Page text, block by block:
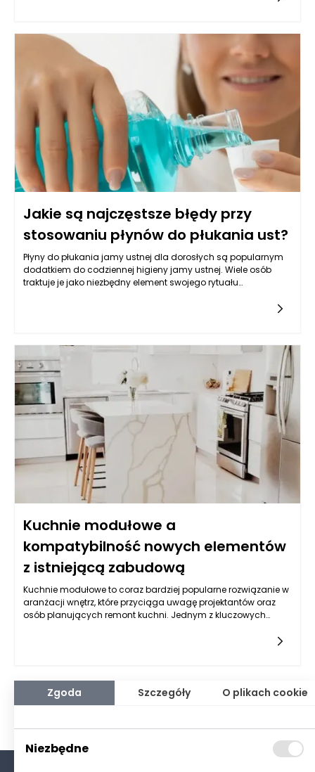
analiza, które rodzaje podłoży cieszą się największym
zainteresowaniem oraz jakie zmiany mogą być wdrożone,
aby sprostać wymaganiom rynku. W tym kontekście maszyny
pakujące do ziemi ogrodowej muszą być odpowiednio
zaprogramowane, aby mogły obsługiwać różnorodne
produkty, zapewniając jednocześnie wysoką jakość
pakowania.
Jakie są najczęstsze błędy przy
stosowaniu płynów do płukania ust?
Płyny do płukania jamy ustnej dla dorosłych są popularnym
dodatkiem do codziennej higieny jamy ustnej. Wiele osób
traktuje je jako niezbędny element swojego rytuału
może prowadzić do nagromadzenia płytki nazębnej i
problemów z dziąsłami. Płyny do płukania jamy ustnej dla
dorosłych mają za zadanie wspierać, a nie zastępować
codzienną higienę. Dlatego tak istotne jest, aby każde użycie
płynów było dobrze przemyślane i odpowiednio zintegrowane
z innymi elementami pielęgnacji.
Kuchnie modułowe a
kompatybilność nowych elementów
z istniejącą zabudową
Kuchnie modułowe to coraz bardziej popularne rozwiązanie w
aranżacji wnętrz, które przyciąga uwagę projektantów oraz
osób planujących remont kuchni. Jednym z kluczowych
zabudowy, jest ich kompatybilność z istniejącymi elementami
wkomponowanie w już posiadaną zabudowę. Odpowiedź na
to pytanie zależy od wielu czynników, w tym od rodzaju
materiałów, kolorów oraz stylu, jaki został zastosowany w
Zgoda Szczegóły O plikach cookie
Niezbędne